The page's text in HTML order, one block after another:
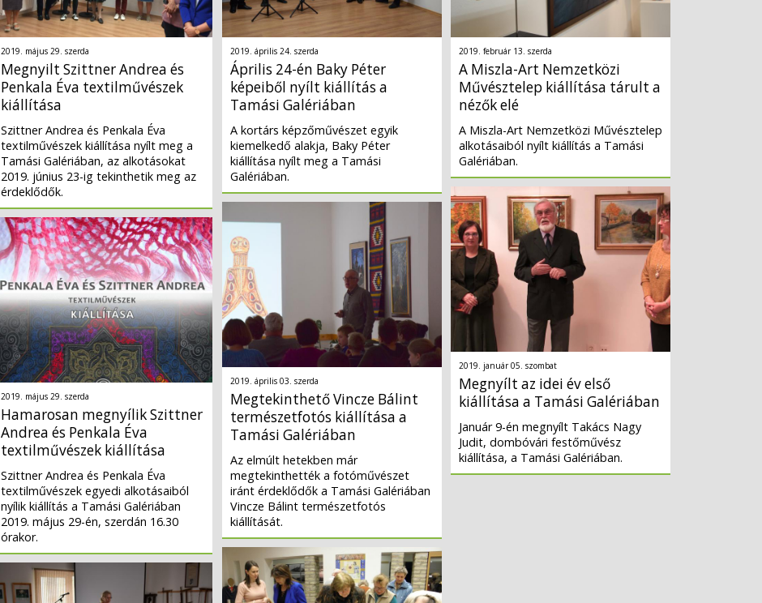
2019. május 29. szerda
Megnyilt Szittner Andrea és
Penkala Éva textilművészek
kiállítása
Szittner Andrea és Penkala Éva
textilművészek kiállítása nyílt meg a
Tamási Galériában, az alkotásokat
2019. június 23-ig tekinthetik meg az
érdeklődők.
2019. május 29. szerda
Hamarosan megnyílik Szittner
Andrea és Penkala Éva
textilművészek kiállítása
Szittner Andrea és Penkala Éva
textilművészek egyedi alkotásaiból
nyílik kiállítás a Tamási Galériában
2019. május 29-én, szerdán 16.30
órakor.
2019. április 24. szerda
Április 24-én Baky Péter
képeiből nyílt kiállítás a
Tamási Galériában
A kortárs képzőművészet egyik
kiemelkedő alakja, Baky Péter
kiállítása nyílt meg a Tamási
Galériában.
2019. április 03. szerda
Megtekinthető Vincze Bálint
természetfotós kiállítása a
Tamási Galériában
Az elmúlt hetekben már
megtekinthették a fotóművészet
iránt érdeklődők a Tamási Galériában
Vincze Bálint természetfotós
kiállítását.
2019. február 13. szerda
A Miszla-Art Nemzetközi
Művésztelep kiállítása tárult a
nézők elé
A Miszla-Art Nemzetközi Művésztelep
alkotásaiból nyílt kiállítás a Tamási
Galériában.
2019. január 05. szombat
Megnyílt az idei év első
kiállítása a Tamási Galériában
Január 9-én megnyílt Takács Nagy
Judit, dombóvári festőművész
kiállítása, a Tamási Galériában.